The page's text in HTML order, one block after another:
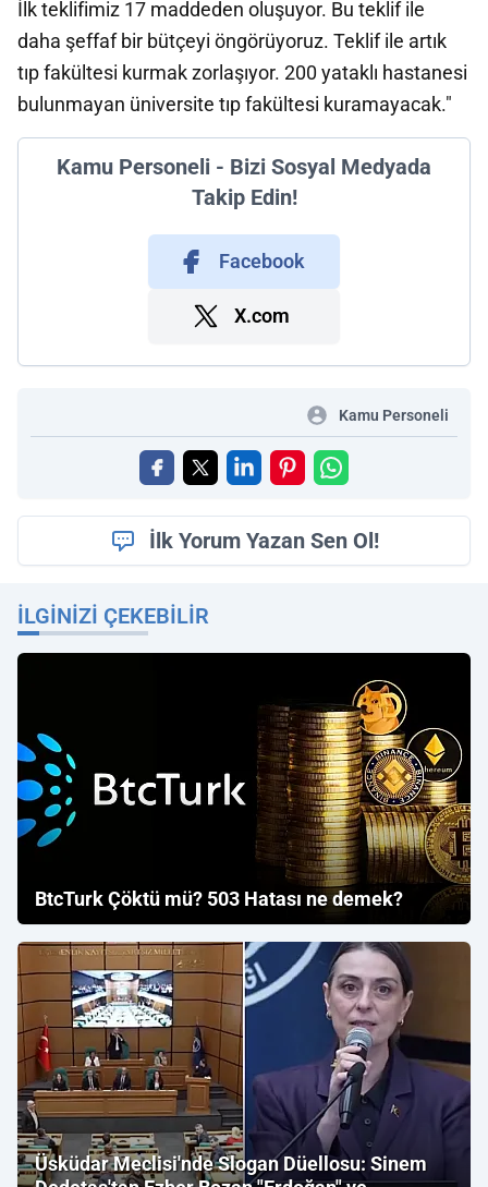
İlk teklifimiz 17 maddeden oluşuyor. Bu teklif ile
daha şeffaf bir bütçeyi öngörüyoruz. Teklif ile artık
tıp fakültesi kurmak zorlaşıyor. 200 yataklı hastanesi
bulunmayan üniversite tıp fakültesi kuramayacak."
Kamu Personeli - Bizi Sosyal Medyada
Takip Edin!
Facebook
X.com
Kamu Personeli
İlk Yorum Yazan Sen Ol!
İLGINIZI ÇEKEBILIR
BtcTurk Çöktü mü? 503 Hatası ne demek?
Üsküdar Meclisi'nde Slogan Düellosu: Sinem